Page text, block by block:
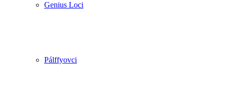
Genius Loci
Pálffyovci